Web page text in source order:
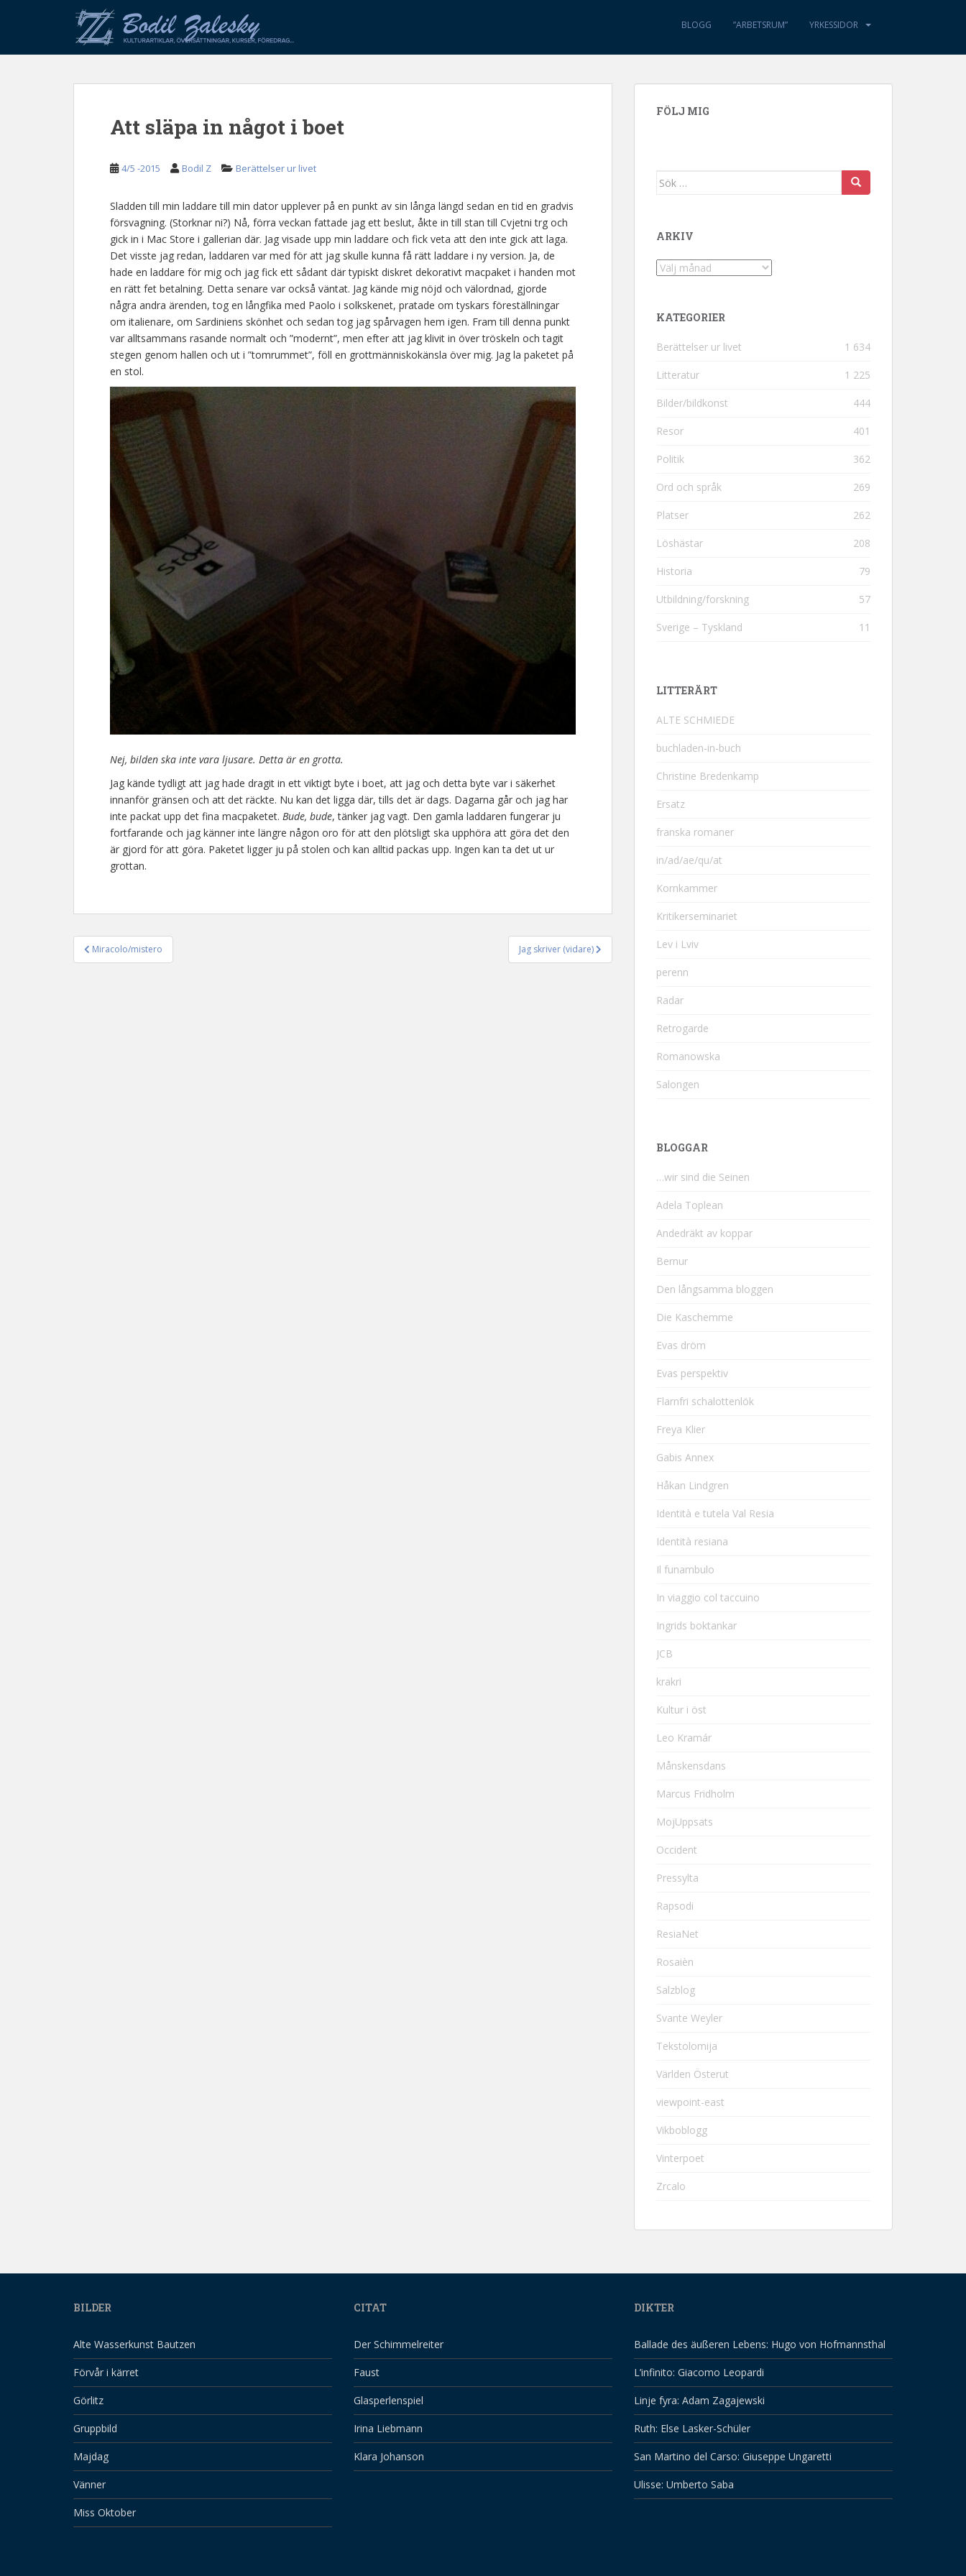
p
BLOGG ”ARBETSRUM” YRKESSIDOR
Att släpa in något i boet
4/5 -2015 Bodil Z Berättelser ur livet
Sladden till min laddare till min dator upplever på en punkt av sin långa längd sedan en tid en gradvis
försvagning. (Storknar ni?) Nå, förra veckan fattade jag ett beslut, åkte in till stan till Cvjetni trg och
gick in i Mac Store i gallerian där. Jag visade upp min laddare och fick veta att den inte gick att laga.
Det visste jag redan, laddaren var med för att jag skulle kunna få rätt laddare i ny version. Ja, de
hade en laddare för mig och jag fick ett sådant där typiskt diskret dekorativt macpaket i handen mot
en rätt fet betalning. Detta senare var också väntat. Jag kände mig nöjd och välordnad, gjorde
några andra ärenden, tog en långfika med Paolo i solkskenet, pratade om tyskars föreställningar
om italienare, om Sardiniens skönhet och sedan tog jag spårvagen hem igen. Fram till denna punkt
var alltsammans rasande normalt och ”modernt”, men efter att jag klivit in över tröskeln och tagit
stegen genom hallen och ut i ”tomrummet”, föll en grottmänniskokänsla över mig. Jag la paketet på
en stol.
Nej, bilden ska inte vara ljusare. Detta är en grotta.
Jag kände tydligt att jag hade dragit in ett viktigt byte i boet, att jag och detta byte var i säkerhet
innanför gränsen och att det räckte. Nu kan det ligga där, tills det är dags. Dagarna går och jag har
inte packat upp det fina macpaketet. Bude, bude, tänker jag vagt. Den gamla laddaren fungerar ju
fortfarande och jag känner inte längre någon oro för att den plötsligt ska upphöra att göra det den
är gjord för att göra. Paketet ligger ju på stolen och kan alltid packas upp. Ingen kan ta det ut ur
grottan.
Inläggsnavigering
Miracolo/mistero Jag skriver (vidare)
FÖLJ MIG
Sök efter:
ARKIV
Arkiv
KATEGORIER
Berättelser ur livet 1 634
Litteratur 1 225
Bilder/bildkonst 444
Resor 401
Politik 362
Ord och språk 269
Platser 262
Löshästar 208
Historia 79
Utbildning/forskning 57
Sverige – Tyskland 11
LITTERÄRT
ALTE SCHMIEDE
buchladen-in-buch
Christine Bredenkamp
Ersatz
franska romaner
in/ad/ae/qu/at
Kornkammer
Kritikerseminariet
Lev i Lviv
perenn
Radar
Retrogarde
Romanowska
Salongen
BLOGGAR
…wir sind die Seinen
Adela Toplean
Andedräkt av koppar
Bernur
Den långsamma bloggen
Die Kaschemme
Evas dröm
Evas perspektiv
Flarnfri schalottenlök
Freya Klier
Gabis Annex
Håkan Lindgren
Identità e tutela Val Resia
Identità resiana
Il funambulo
In viaggio col taccuino
Ingrids boktankar
JCB
krakri
Kultur i öst
Leo Kramár
Månskensdans
Marcus Fridholm
MojUppsats
Occident
Pressylta
Rapsodi
ResiaNet
Rosaièn
Salzblog
Svante Weyler
Tekstolomija
Världen Österut
viewpoint-east
Vikboblogg
Vinterpoet
Zrcalo
BILDER
Alte Wasserkunst Bautzen
Förvår i kärret
Görlitz
Gruppbild
Majdag
Vänner
Miss Oktober
CITAT
Der Schimmelreiter
Faust
Glasperlenspiel
Irina Liebmann
Klara Johanson
DIKTER
Ballade des äußeren Lebens: Hugo von Hofmannsthal
L’infinito: Giacomo Leopardi
Linje fyra: Adam Zagajewski
Ruth: Else Lasker-Schüler
San Martino del Carso: Giuseppe Ungaretti
Ulisse: Umberto Saba